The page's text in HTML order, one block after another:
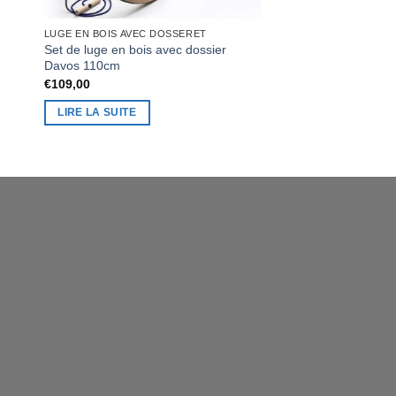
LUGE EN BOIS AVEC DOSSERET
Set de luge en bois avec dossier
Davos 110cm
€109,00
LIRE LA SUITE